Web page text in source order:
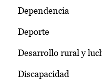
Dependencia
Deporte
Desarrollo rural y
Discapacidad